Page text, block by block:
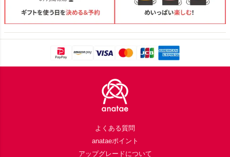
よくある質問
anataeポイント
アップグレードについて